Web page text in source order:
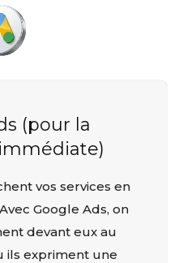
(pour la
vos services en
Google Ads, on
devant eux au
ils expriment une